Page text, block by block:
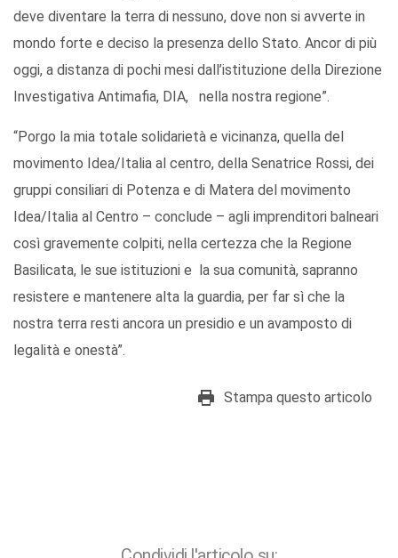
deve diventare la terra di nessuno, dove non si avverte in
mondo forte e deciso la presenza dello Stato. Ancor di più
oggi, a distanza di pochi mesi dall’istituzione della Direzione
Investigativa Antimafia, DIA, nella nostra regione”.
“Porgo la mia totale solidarietà e vicinanza, quella del
movimento Idea/Italia al centro, della Senatrice Rossi, dei
gruppi consiliari di Potenza e di Matera del movimento
Idea/Italia al Centro – conclude – agli imprenditori balneari
così gravemente colpiti, nella certezza che la Regione
Basilicata, le sue istituzioni e la sua comunità, sapranno
resistere e mantenere alta la guardia, per far sì che la
nostra terra resti ancora un presidio e un avamposto di
legalità e onestà”.
Stampa questo articolo